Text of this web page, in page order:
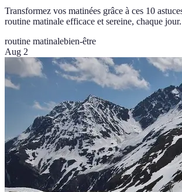
Transformez vos matinées grâce à ces 10
routine matinale efficace et sereine, chaque jour.
routine matinalebien-être
Aug 2